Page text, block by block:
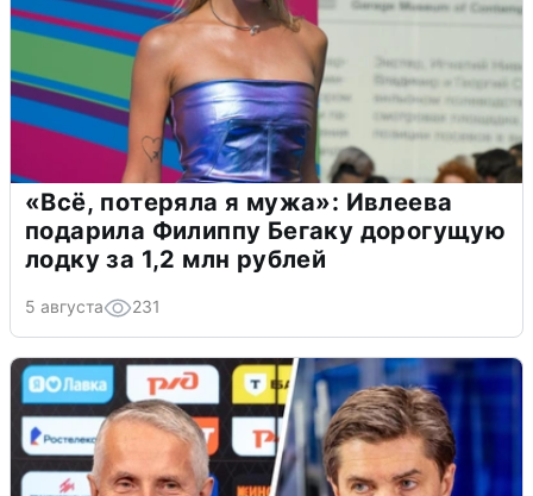
«Всё, потеряла я мужа»: Ивлеева
подарила Филиппу Бегаку дорогущую
лодку за 1,2 млн рублей
5 августа 231